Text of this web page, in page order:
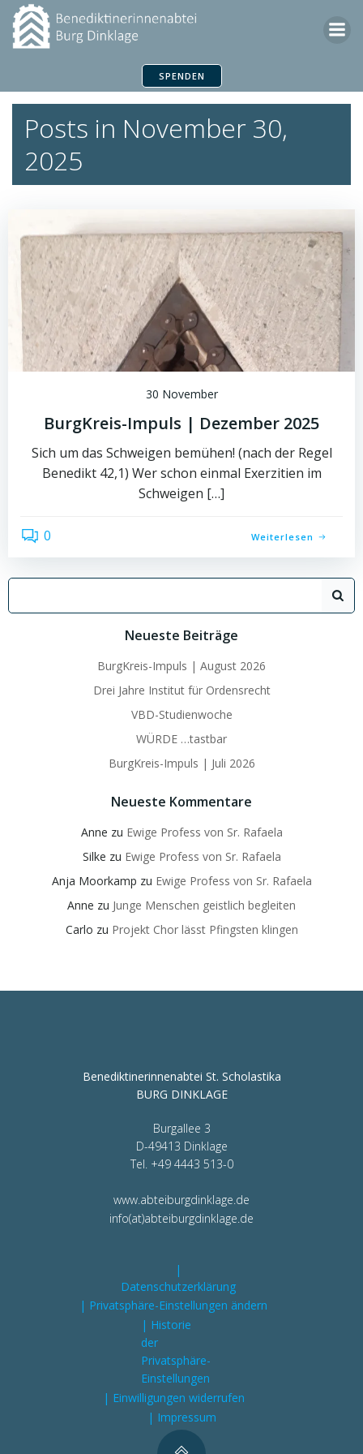
Zum
Inhalt
SPENDEN
Posts in November 30,
2025
30 November
BurgKreis-Impuls | Dezember 2025
Sich um das Schweigen bemühen! (nach der Regel
Benedikt 42,1) Wer schon einmal Exerzitien im
Schweigen […]
0 Weiterlesen
for:
Neueste Beiträge
BurgKreis-Impuls | August 2026
Drei Jahre Institut für Ordensrecht
VBD-Studienwoche
WÜRDE …tastbar
BurgKreis-Impuls | Juli 2026
Neueste Kommentare
Anne zu Ewige Profess von Sr. Rafaela
Silke zu Ewige Profess von Sr. Rafaela
Anja Moorkamp zu Ewige Profess von Sr. Rafaela
Anne zu Junge Menschen geistlich begleiten
Carlo zu Projekt Chor lässt Pfingsten klingen
Benediktinerinnenabtei St. Scholastika
BURG DINKLAGE
Burgallee 3
D-49413 Dinklage
Tel. +49 4443 513-0
www.abteiburgdinklage.de
info(at)abteiburgdinklage.de
|
Datenschutzerklärung
| Privatsphäre-Einstellungen ändern
| Historie
der
Privatsphäre-
Einstellungen
| Einwilligungen widerrufen
| Impressum